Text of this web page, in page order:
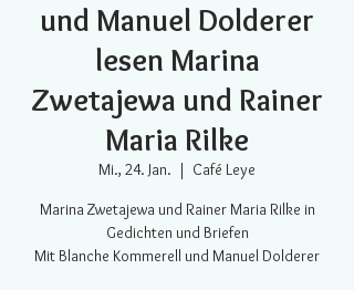
und Manuel Dolderer
lesen Marina
Zwetajewa und Rainer
Maria Rilke
Mi., 24. Jan.
  |
Café Leye
Marina Zwetajewa und Rainer Maria Rilke in
Gedichten und Briefen
Mit Blanche Kommerell und Manuel Dolderer